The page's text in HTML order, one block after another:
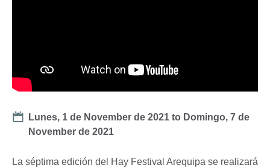
Date
Lunes, 1 de November de 2021 to Domingo, 7 de
November de 2021
La séptima edición del Hay Festival Arequipa se realizará